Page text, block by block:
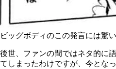
ビッグボディのこの発言には驚
後世、ファンの間ではネタ的に
てしまったわけですが、今とな